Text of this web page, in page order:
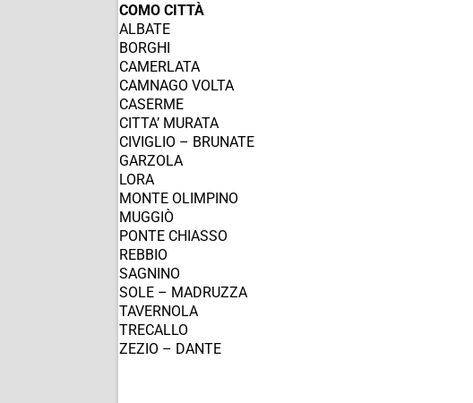
COMO CITTÀ
ALBATE
BORGHI
CAMERLATA
CAMNAGO VOLTA
CASERME
CITTA’ MURATA
CIVIGLIO – BRUNATE
GARZOLA
LORA
MONTE OLIMPINO
MUGGIÒ
PONTE CHIASSO
REBBIO
SAGNINO
SOLE – MADRUZZA
TAVERNOLA
TRECALLO
ZEZIO – DANTE